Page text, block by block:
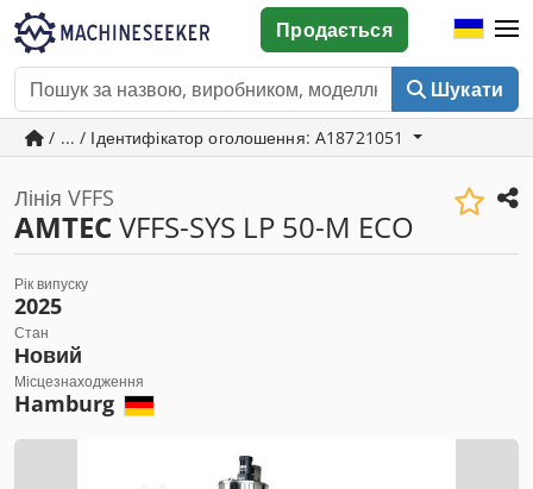
Шукати
Продається
/ ... / Ідентифікатор оголошення: A18721051
Лінія VFFS
AMTECVFFS-SYS LP 50-M ECO
Рік випуску
2025
Стан
Новий
Місцезнаходження
Hamburg